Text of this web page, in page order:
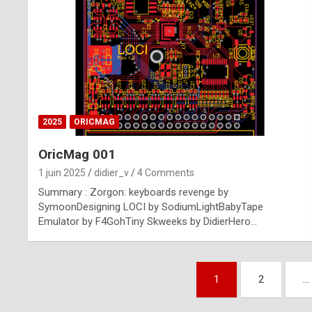
2025 ORICMAG
OricMag 001
1 juin 2025 didier_v 4 Comments
Summary : Zorgon: keyboards revenge by
SymoonDesigning LOCI by SodiumLightBabyTape
Emulator by F4GohTiny Skweeks by DidierHero…
1 2 …